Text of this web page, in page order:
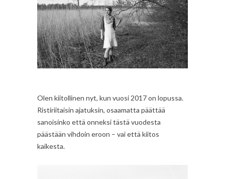
Olen kiitollinen nyt, kun vuosi 2017 on lopussa.
Ristiriitaisin ajatuksin, osaamatta päättää
sanoisinko että onneksi tästä vuodesta
päästään vihdoin eroon – vai että kiitos
kaikesta.